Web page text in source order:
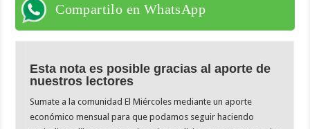
Compartilo en WhatsApp
Esta nota es posible gracias al aporte de
nuestros lectores
Sumate a la comunidad El Miércoles mediante un aporte
económico mensual para que podamos seguir haciendo